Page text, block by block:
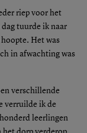
riep voor het
tuurde ik naar
Het was
in afwachting was
verschillende
verruilde ik de
leerlingen